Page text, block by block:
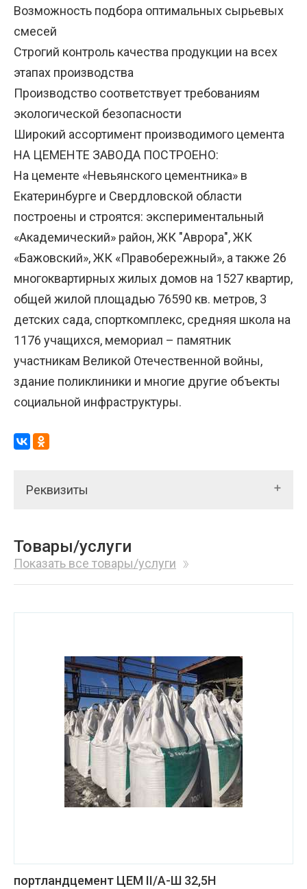
Возможность подбора оптимальных сырьевых
смесей
Строгий контроль качества продукции на всех
этапах производства
Производство соответствует требованиям
экологической безопасности
Широкий ассортимент производимого цемента
НА ЦЕМЕНТЕ ЗАВОДА ПОСТРОЕНО:
На цементе «Невьянского цементника» в
Екатеринбурге и Свердловской области
построены и строятся: экспериментальный
«Академический» район, ЖК "Аврора", ЖК
«Бажовский», ЖК «Правобережный», а также 26
многоквартирных жилых домов на 1527 квартир,
общей жилой площадью 76590 кв. метров, 3
детских сада, спорткомплекс, средняя школа на
1176 учащихся, мемориал – памятник
участникам Великой Отечественной войны,
здание поликлиники и многие другие объекты
социальной инфраструктуры.
Реквизиты
Товары/услуги
Показать все товары/услуги
портландцемент ЦЕМ II/А-Ш 32,5Н